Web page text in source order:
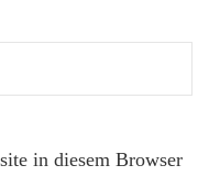
in diesem Browser